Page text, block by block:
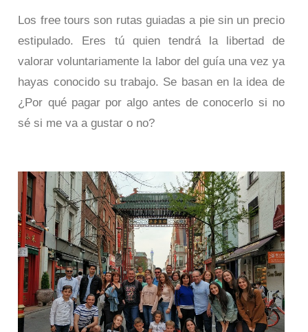
Los free tours son rutas guiadas a pie sin un precio
estipulado. Eres tú quien tendrá la libertad de
valorar voluntariamente la labor del guía una vez ya
hayas conocido su trabajo. Se basan en la idea de
¿Por qué pagar por algo antes de conocerlo si no
sé si me va a gustar o no?